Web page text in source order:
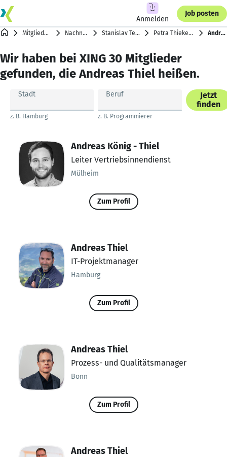
Anmelden
Job posten
Mitgliederverzeichnis Nachnamen mit T Stanislav Tesla … Dirk Thom Petra Thieke … Christina Thiel Andreas Thiel
Wir haben bei XING 30 Mitglieder
gefunden, die Andreas Thiel heißen.
Stadt
z. B. Hamburg
Beruf
z. B. Programmierer
Jetzt
finden
Andreas König - Thiel
Leiter Vertriebsinnendienst
Mülheim
Zum Profil
Andreas Thiel
IT-Projektmanager
Hamburg
Zum Profil
Andreas Thiel
Prozess- und Qualitätsmanager
Bonn
Zum Profil
Andreas Thiel